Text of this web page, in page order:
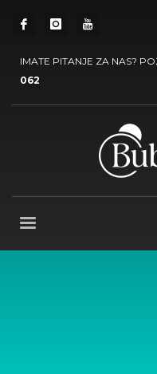
IMATE PITANJE ZA NAS?
062